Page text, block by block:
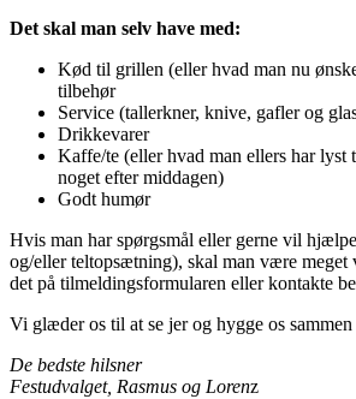
Det skal man selv have med:
Kød til grillen (eller hvad man nu
tilbehør
Service (tallerkner, knive, gafler og
Drikkevarer
Kaffe/te (eller hvad man ellers har lyst
noget efter middagen)
Godt humør
Hvis man har spørgsmål eller gerne vil
og/eller teltopsætning), skal man være meget
det på tilmeldingsformularen eller kontakte
Vi glæder os til at se jer og hygge os
De bedste hilsner
Festudvalget, Rasmus og Lorenz